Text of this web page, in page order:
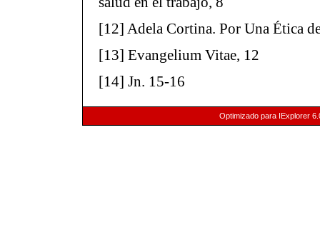
[12] Adela Cortina. Por Una Ética
[13] Evangelium Vitae, 12
[14] Jn. 15-16
Optimizado para IExplorer